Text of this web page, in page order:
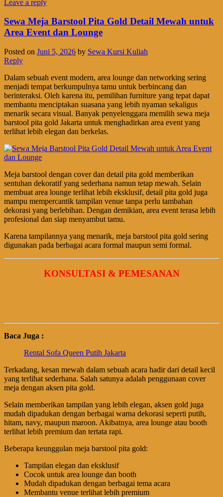
Leave a reply
Sewa Meja Barstool Pita Gold Detail Mewah untuk
Area Event dan Lounge
Posted on Juni 5, 2026 by Sewa Kursi Kuliah
Reply
Dalam sebuah event modern, area lounge dan networking sering
menjadi tempat berkumpulnya tamu untuk berbincang dan
berinteraksi. Oleh karena itu, pemilihan furniture yang tepat dapat
membantu menciptakan suasana yang lebih nyaman sekaligus
menarik secara visual. Banyak penyelenggara memilih sewa meja
barstool pita gold Jakarta untuk menghadirkan area event yang
terlihat lebih elegan dan berkelas.
Meja barstool dengan cover dan detail pita gold memberikan
sentuhan dekoratif yang sederhana namun tetap mewah. Selain
membuat area lounge terlihat lebih eksklusif, detail pita gold juga
mampu mempercantik tampilan venue tanpa perlu tambahan
dekorasi yang berlebihan. Dengan demikian, area event terasa lebih
profesional dan siap menyambut tamu.
Karena tampilannya yang menarik, meja barstool pita gold sering
digunakan pada berbagai acara formal maupun semi formal.
KONSULTASI & PEMESANAN
Baca Juga :
Rental Sofa Queen Putih Jakarta
Terkadang, kesan mewah dalam sebuah acara hadir dari detail kecil
yang terlihat sederhana. Salah satunya adalah penggunaan cover
meja dengan aksen pita gold.
Selain memberikan tampilan yang lebih elegan, aksen gold juga
mudah dipadukan dengan berbagai warna dekorasi seperti putih,
hitam, navy, maupun maroon. Akibatnya, area lounge atau booth
terlihat lebih premium dan tertata rapi.
Beberapa keunggulan meja barstool pita gold:
Tampilan elegan dan eksklusif
Cocok untuk area lounge dan booth
Mudah dipadukan dengan berbagai tema acara
Membantu venue terlihat lebih premium